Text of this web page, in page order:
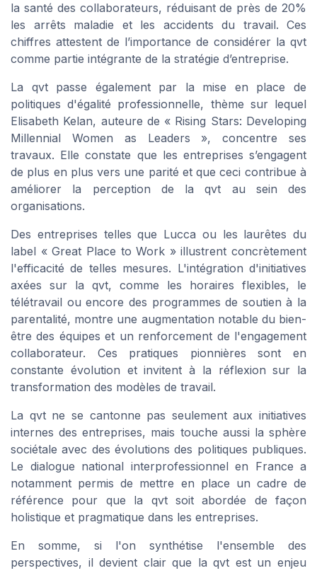
la santé des collaborateurs, réduisant de près de 20%
les arrêts maladie et les accidents du travail. Ces
chiffres attestent de l’importance de considérer la qvt
comme partie intégrante de la stratégie d’entreprise.
La qvt passe également par la mise en place de
politiques d'égalité professionnelle, thème sur lequel
Elisabeth Kelan, auteure de « Rising Stars: Developing
Millennial Women as Leaders », concentre ses
travaux. Elle constate que les entreprises s’engagent
de plus en plus vers une parité et que ceci contribue à
améliorer la perception de la qvt au sein des
organisations.
Des entreprises telles que Lucca ou les laurêtes du
label « Great Place to Work » illustrent concrètement
l'efficacité de telles mesures. L'intégration d'initiatives
axées sur la qvt, comme les horaires flexibles, le
télétravail ou encore des programmes de soutien à la
parentalité, montre une augmentation notable du bien-
être des équipes et un renforcement de l'engagement
collaborateur. Ces pratiques pionnières sont en
constante évolution et invitent à la réflexion sur la
transformation des modèles de travail.
La qvt ne se cantonne pas seulement aux initiatives
internes des entreprises, mais touche aussi la sphère
sociétale avec des évolutions des politiques publiques.
Le dialogue national interprofessionnel en France a
notamment permis de mettre en place un cadre de
référence pour que la qvt soit abordée de façon
holistique et pragmatique dans les entreprises.
En somme, si l'on synthétise l'ensemble des
perspectives, il devient clair que la qvt est un enjeu